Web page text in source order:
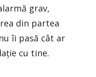
grav,
din partea
îi pasă cât ar
cu tine.